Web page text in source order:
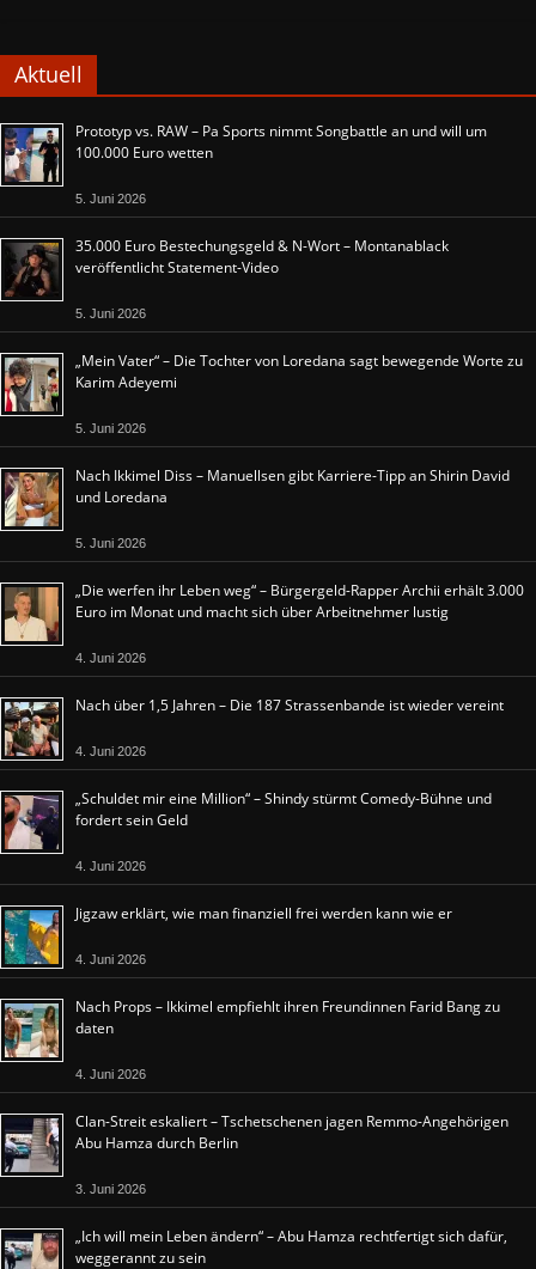
Aktuell
Prototyp vs. RAW – Pa Sports nimmt Songbattle an und will um
100.000 Euro wetten
5. Juni 2026
35.000 Euro Bestechungsgeld & N-Wort – Montanablack
veröffentlicht Statement-Video
5. Juni 2026
„Mein Vater“ – Die Tochter von Loredana sagt bewegende Worte zu
Karim Adeyemi
5. Juni 2026
Nach Ikkimel Diss – Manuellsen gibt Karriere-Tipp an Shirin David
und Loredana
5. Juni 2026
„Die werfen ihr Leben weg“ – Bürgergeld-Rapper Archii erhält 3.000
Euro im Monat und macht sich über Arbeitnehmer lustig
4. Juni 2026
Nach über 1,5 Jahren – Die 187 Strassenbande ist wieder vereint
4. Juni 2026
„Schuldet mir eine Million“ – Shindy stürmt Comedy-Bühne und
fordert sein Geld
4. Juni 2026
Jigzaw erklärt, wie man finanziell frei werden kann wie er
4. Juni 2026
Nach Props – Ikkimel empfiehlt ihren Freundinnen Farid Bang zu
daten
4. Juni 2026
Clan-Streit eskaliert – Tschetschenen jagen Remmo-Angehörigen
Abu Hamza durch Berlin
3. Juni 2026
„Ich will mein Leben ändern“ – Abu Hamza rechtfertigt sich dafür,
weggerannt zu sein